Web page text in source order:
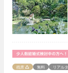
残席 無料 リアル